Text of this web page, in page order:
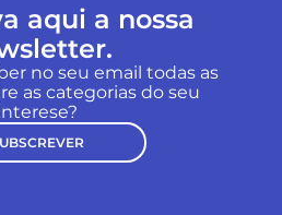
aqui a nossa
no seu email todas as
as categorias do seu